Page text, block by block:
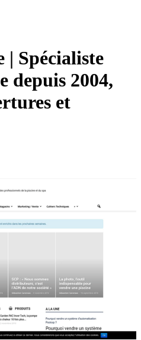
| Spécialiste
depuis 2004,
et